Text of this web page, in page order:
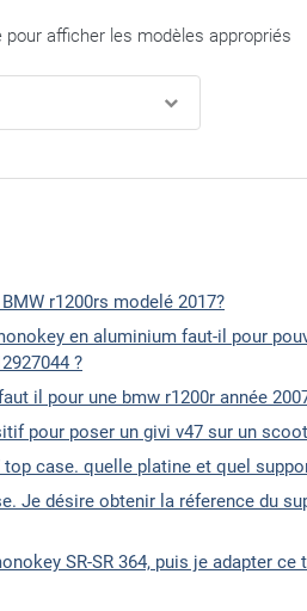
afficher les modèles appropriés
r1200rs modelé 2017?
en aluminium faut-il pour
?
il pour une bmw r1200r année
pour poser un givi v47 sur un
case. quelle platine et quel
Je désire obtenir la réference du
SR-SR 364, puis je adapter